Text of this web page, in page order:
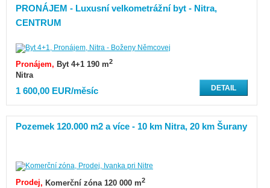
PRONÁJEM - Luxusní velkometrážní byt - Nitra,
CENTRUM
Pronájem Byt 4+1 190 m2
Nitra
DETAIL
1 600,00 EUR/měsíc
Pozemek 120.000 m2 a více - 10 km Nitra, 20 km Šurany
Prodej Komerční zóna 120 000 m2